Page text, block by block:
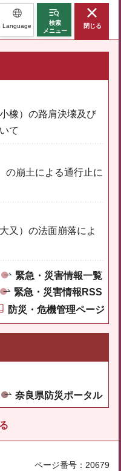
Language
検索
メニュー
閉じる
橡）の路肩決壊及び
て
の崩土による通行止に
又）の法面崩落によ
緊急・災害情報一覧
緊急・災害情報RSS
防災・危機管理ページ
奈良県防災ポータル
ページ番号：20679